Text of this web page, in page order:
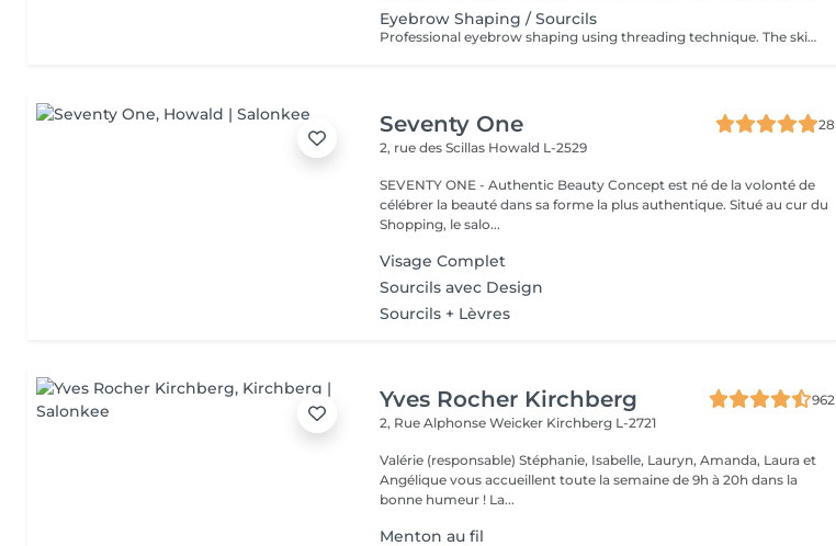
Eyebrow Shaping / Sourcils
Professional eyebrow shaping using threading technique. The skin is cleansed before the procedure, and a soothing regenerative cream is applied afterwards. Restructuration professionnelle des sourcils au fil. La peau est nettoyée avant la procédure et une crème apaisante et régénérante est appliquée après le soin
Seventy One
28
2, rue des Scillas Howald L-2529
SEVENTY ONE - Authentic Beauty Concept est né de la volonté de
célébrer la beauté dans sa forme la plus authentique. Situé au cur du
Shopping, le salo...
Visage Complet
Sourcils avec Design
Sourcils + Lèvres
Yves Rocher Kirchberg
962
2, Rue Alphonse Weicker Kirchberg L-2721
Valérie (responsable) Stéphanie, Isabelle, Lauryn, Amanda, Laura et
Angélique vous accueillent toute la semaine de 9h à 20h dans la
bonne humeur ! La...
Menton au fil